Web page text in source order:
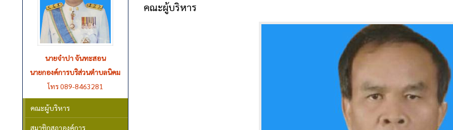
คณะผู้บริหาร
นายจำปา จันทะสอน
นายกองค์การบริส่วนตำบลนิคม
โทร 089-8463281
คณะผู้บริหาร
สมาชิกสภาองค์การ